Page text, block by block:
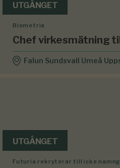
UTGÅNGET
Biometria
Chef virkesmätning
Falun Sundsvall Umeå
UTGÅNGET
Futuria rekryterar till icke